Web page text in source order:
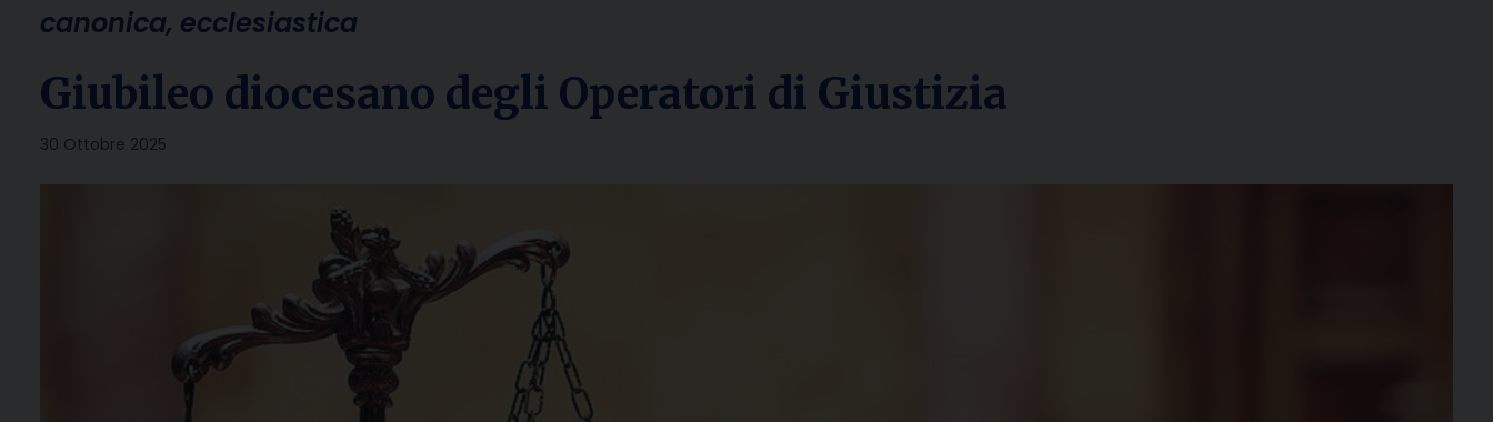
canonica, ecclesiastica
Giubileo diocesano degli Operatori di Giustizia
30 Ottobre 2025